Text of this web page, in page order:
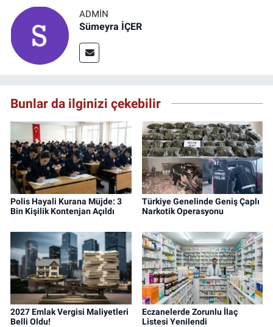
ADMIN
Sümeyra İÇER
Bunlar da ilginizi çekebilir
Polis Hayali Kurana Müjde: 3
Bin Kişilik Kontenjan Açıldı
Türkiye Genelinde Geniş Çaplı
Narkotik Operasyonu
2027 Emlak Vergisi Maliyetleri
Belli Oldu!
Eczanelerde Zorunlu İlaç
Listesi Yenilendi